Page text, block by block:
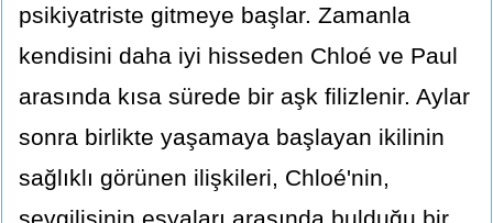
psikiyatriste gitmeye başlar. Zamanla
kendisini daha iyi hisseden Chloé ve Paul
arasında kısa sürede bir aşk filizlenir. Aylar
sonra birlikte yaşamaya başlayan ikilinin
sağlıklı görünen ilişkileri, Chloé'nin,